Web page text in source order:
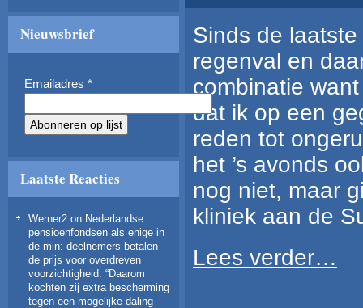
Nieuwsbrief
Emailadres *
Laatste Reacties
Werner2 on Nederlandse
pensioenfondsen als enige in
de min: deelnemers betalen
de prijs voor overdreven
voorzichtigheid: “Daarom
kochten zij extra bescherming
tegen een mogelijke daling
Sinds de
regenval en
combinatie
dat ik op een
reden tot
het ’s avonds
nog niet, maar
kliniek aan de
Lees verder…